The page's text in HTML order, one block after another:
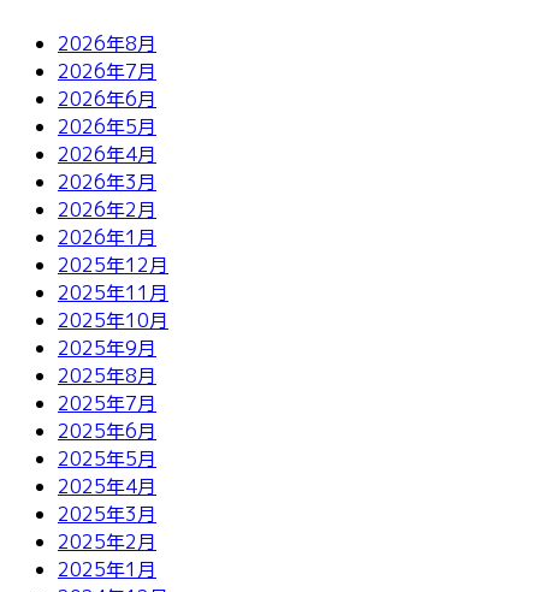
2026年8月
2026年7月
2026年6月
2026年5月
2026年4月
2026年3月
2026年2月
2026年1月
2025年12月
2025年11月
2025年10月
2025年9月
2025年8月
2025年7月
2025年6月
2025年5月
2025年4月
2025年3月
2025年2月
2025年1月